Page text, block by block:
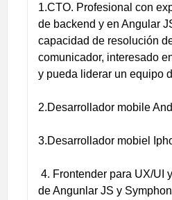
1.CTO. Profesional con
de backend y en Angular
capacidad de resolución
comunicador, interesado
y pueda liderar un equipo
2.Desarrollador mobile
3.Desarrollador mobiel
4. Frontender para UX/UI
de Angunlar JS y